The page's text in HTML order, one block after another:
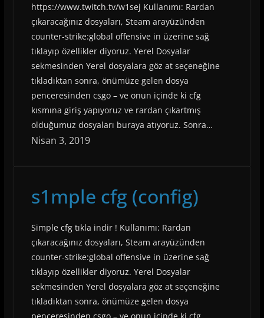
https://www.twitch.tv/w1sej Kullanımı: Rardan
çıkaracağınız dosyaları, Steam arayüzünden
counter-strike:global offensive in üzerine sağ
tıklayıp özellikler diyoruz. Yerel Dosyalar
sekmesinden Yerel dosyalara göz at seçeneğine
tıkladıktan sonra, önümüze gelen dosya
penceresinden csgo – ve onun içinde ki cfg
kısmına giriş yapıyoruz ve rardan çıkartmış
olduğumuz dosyaları buraya atıyoruz. Sonra…
Nisan 3, 2019
s1mple cfg (config)
Simple cfg tıkla indir ! Kullanımı: Rardan
çıkaracağınız dosyaları, Steam arayüzünden
counter-strike:global offensive in üzerine sağ
tıklayıp özellikler diyoruz. Yerel Dosyalar
sekmesinden Yerel dosyalara göz at seçeneğine
tıkladıktan sonra, önümüze gelen dosya
penceresinden csgo – ve onun içinde ki cfg